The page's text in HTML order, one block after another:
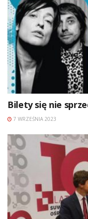
Bilety się nie
7 WRZEŚNIA 2023